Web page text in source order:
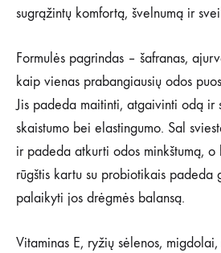
sugrąžintų komfortą, švelnumą ir
Formulės pagrindas – šafranas,
kaip vienas prabangiausių odos
Jis padeda maitinti, atgaivinti odą ir
skaistumo bei elastingumo. Sal
ir padeda atkurti odos minkštumą,
rūgštis kartu su probiotikais
palaikyti jos drėgmės balansą.
Vitaminas E, ryžių sėlenos,